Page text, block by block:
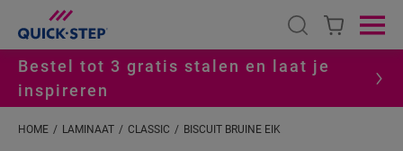
Open search
Bestel tot 3 gratis stalen en laat je
inspireren
HOME LAMINAAT CLASSIC BISCUIT BRUINE EIK